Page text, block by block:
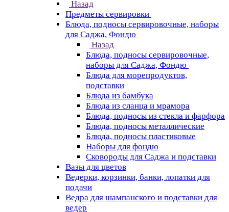
Назад
Предметы сервировки
Блюда, подносы сервировочные, наборы
для Саджа, Фондю
Назад
Блюда, подносы сервировочные,
наборы для Саджа, Фондю
Блюда для морепродуктов,
подставки
Блюда из бамбука
Блюда из сланца и мрамора
Блюда, подносы из стекла и фарфора
Блюда, подносы металлические
Блюда, подносы пластиковые
Наборы для фондю
Сковороды для Саджа и подставки
Вазы для цветов
Ведерки, корзинки, банки, лопатки для
подачи
Ведра для шампанского и подставки для
ведер